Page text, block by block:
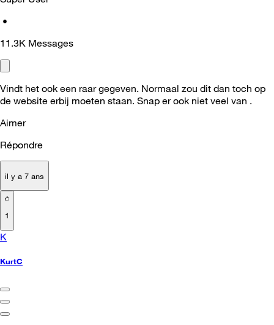
•
11.3K Messages
Vindt het ook een raar gegeven. Normaal zou dit dan toch op
de website erbij moeten staan. Snap er ook niet veel van .
Aimer
Répondre
il y a 7 ans
1
K
KurtC